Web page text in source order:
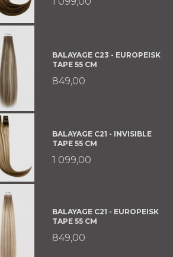
BALAYAGE C23 - EUROPEISK
TAPE 55 CM
849,00
BALAYAGE C21 - INVISIBLE
TAPE 55 CM
1 099,00
BALAYAGE C21 - EUROPEISK
TAPE 55 CM
849,00